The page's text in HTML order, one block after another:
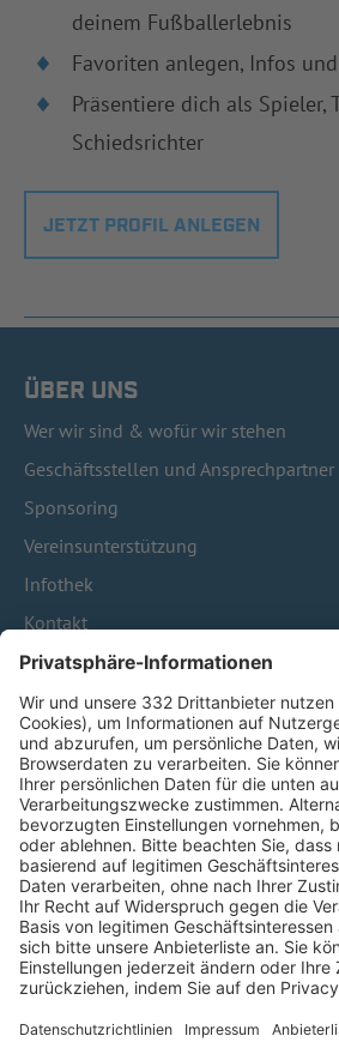
deinem Fußballerlebnis
Favoriten anlegen, Infos
Präsentiere dich als Spieler,
Schiedsrichter
JETZT PROFIL ANLEGEN
ÜBER UNS
Wer wir sind & wofür wir stehen
Geschäftsstellen und Ansprechpartner
Sponsoring
Vereinsunterstützung
Infothek
Kontakt
HÄUFIG BESUCHTE SEITEN
Pässe und Vereinswechsel
Trainerausbildung
Schulungsangebot Vereinsmitarbeiter
BFV-Geschäftsstellen
Trainerbörse
Login SpielPlus
FOLGE DEM BFV